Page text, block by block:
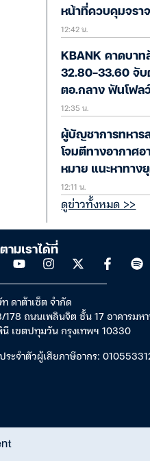
หน้าที่ควบคุมจรา
12:42 น.
KBANK คาดบาท
32.80-33.60 จับ
ตอ.กลาง ฟันโฟล
12:35 น.
ผู้บัญชาการทหาร
โจมตีทางอากาศอ
หมาย แนะหาทาง
12:11 น.
ดูข่าวทั้งหมด >>
ามเราได้ที่
ดาต้าเซ็ต จำกัด
178 ถนนเพลินจิต ชั้น 17 อาคารมห
เขตปทุมวัน กรุงเทพฯ 10330
ระจำตัวผู้เสียภาษีอากร: